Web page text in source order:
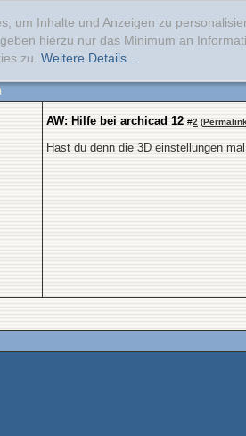
um Inhalte und Anzeigen zu
hierzu nur das Minimum an
zu. Weitere Details...
AW: Hilfe bei archicad 12 #2 (
Hast du denn die 3D einstellungen